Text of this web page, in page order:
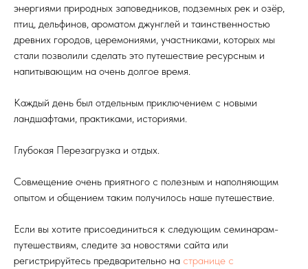
энергиями природных заповедников, подземных рек и озёр,
птиц, дельфинов, ароматом джунглей и таинственностью
древних городов, церемониями, участниками, которых мы
стали позволили сделать это путешествие ресурсным и
напитывающим на очень долгое время.
Каждый день был отдельным приключением с новыми
ландшафтами, практиками, историями.
Глубокая Перезагрузка и отдых.
Совмещение очень приятного с полезным и наполняющим
опытом и общением таким получилось наше путешествие.
Если вы хотите присоединиться к следующим семинарам-
путешествиям, следите за новостями сайта или
регистрируйтесь предварительно на странице с